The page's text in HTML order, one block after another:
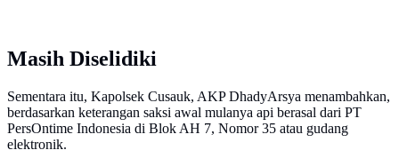
Masih Diselidiki
Sementara itu, Kapolsek Cusauk, AKP DhadyArsya menambahkan,
berdasarkan keterangan saksi awal mulanya api berasal dari PT
PersOntime Indonesia di Blok AH 7, Nomor 35 atau gudang
elektronik.